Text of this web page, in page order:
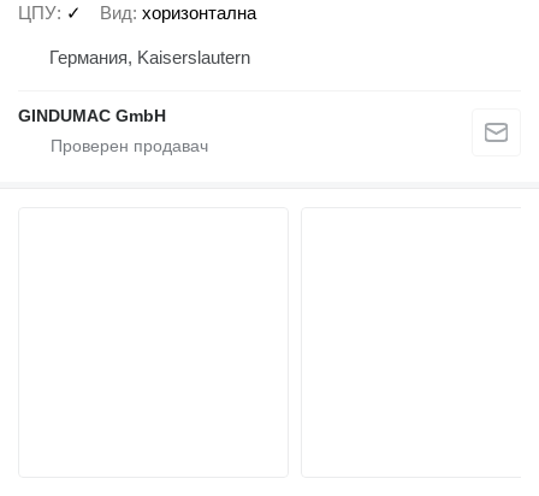
ЦПУ ✓ Вид хоризонтална
Германия, Kaiserslautern
GINDUMAC GmbH